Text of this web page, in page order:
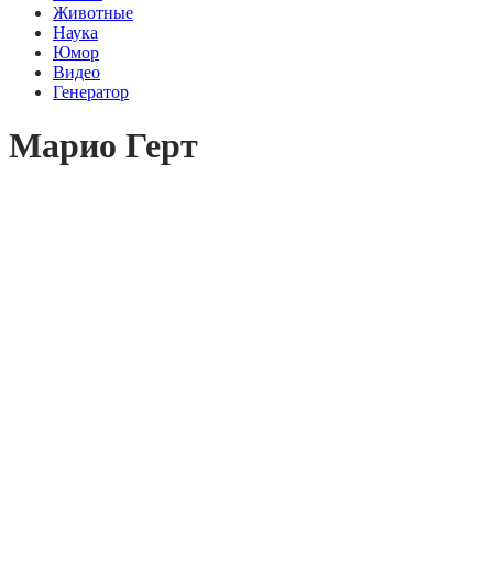
Животные
Наука
Юмор
Видео
Генератор
Марио Герт